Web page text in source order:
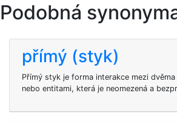
Podobná
přímý (styk)
Přímý styk je forma interakce mezi
nebo entitami, která je neomezená a